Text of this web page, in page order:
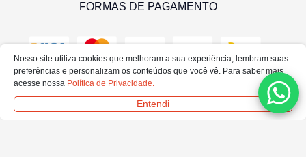
FORMAS DE PAGAMENTO
Nosso site utiliza cookies que melhoram a sua experiência, lembram suas
preferências e personalizam os conteúdos que você vê. Para saber mais
acesse nossa Política de Privacidade.
Entendi